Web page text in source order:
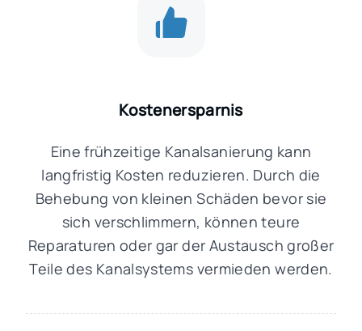
Kostenersparnis
Eine frühzeitige Kanalsanierung kann
langfristig Kosten reduzieren. Durch die
Behebung von kleinen Schäden bevor sie
sich verschlimmern, können teure
Reparaturen oder gar der Austausch großer
Teile des Kanalsystems vermieden werden.